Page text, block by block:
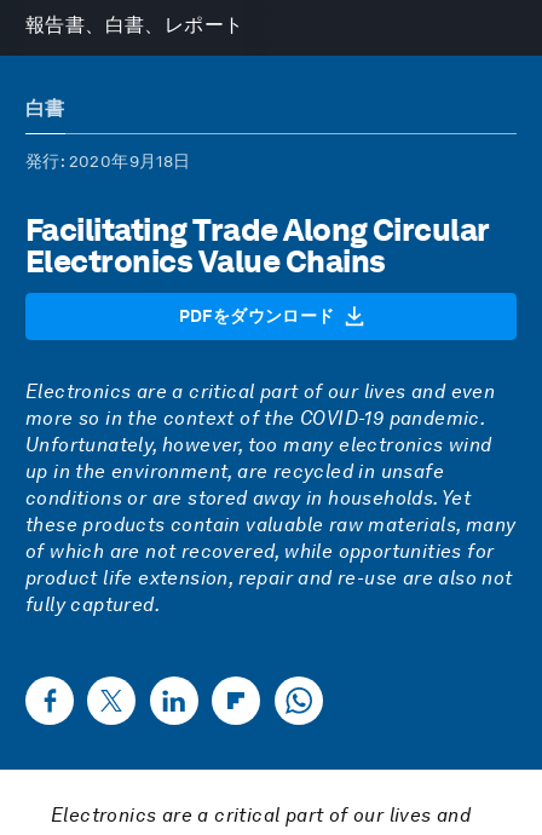
報告書、白書、レポート
白書
発行: 2020年9月18日
Facilitating Trade Along Circular
Electronics Value Chains
PDFをダウンロード
Electronics are a critical part of our lives and even
more so in the context of the COVID-19 pandemic.
Unfortunately, however, too many electronics wind
up in the environment, are recycled in unsafe
conditions or are stored away in households. Yet
these products contain valuable raw materials, many
of which are not recovered, while opportunities for
product life extension, repair and re-use are also not
fully captured.
Electronics are a critical part of our lives and